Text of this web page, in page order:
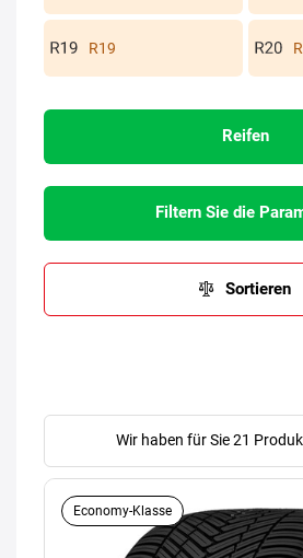
R19
Reifen
Filtern Sie die
Sortieren
Wir haben für Sie 21
Economy-Klasse